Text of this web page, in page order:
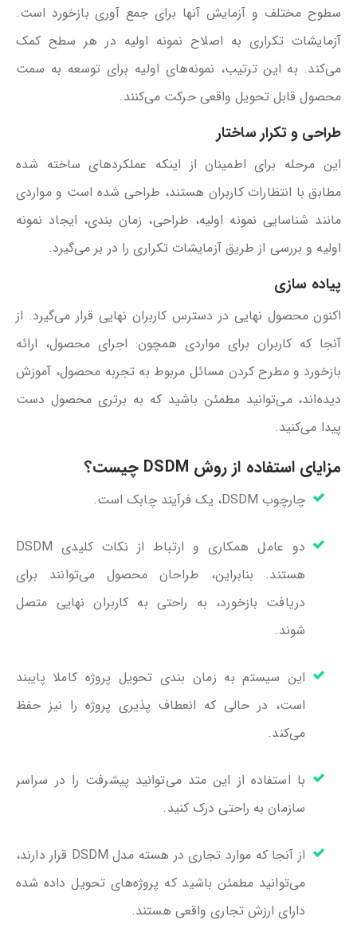
سطوح مختلف و آزمایش آنها برای جمع آوری بازخورد است.
آزمایشات تکراری به اصلاح نمونه اولیه در هر سطح کمک
می‌کند. به این ترتیب، نمونه‌های اولیه برای توسعه به سمت
محصول قابل تحویل واقعی حرکت می‌کنند.
طراحی و تکرار ساختار
این مرحله برای اطمینان از اینکه عملکردهای ساخته شده
مطابق با انتظارات کاربران هستند، طراحی شده است و مواردی
مانند شناسایی نمونه اولیه، طراحی، زمان بندی، ایجاد نمونه
اولیه و بررسی از طریق آزمایشات تکراری را در بر می‌گیرد.
پیاده سازی
اکنون محصول نهایی در دسترس کاربران نهایی قرار می‌گیرد. از
آنجا که کاربران برای مواردی همچون: اجرای محصول، ارائه
بازخورد و مطرح کردن مسائل مربوط به تجربه محصول، آموزش
دیده‌اند، می‌توانید مطمئن باشید که به برتری محصول دست
پیدا می‌کنید.
مزایای استفاده از روش DSDM چیست؟
چارچوب DSDM، یک فرآیند چابک است.
دو عامل همکاری و ارتباط از نکات کلیدی DSDM
هستند. بنابراین، طراحان محصول می‌توانند برای
دریافت بازخورد، به راحتی به کاربران نهایی متصل
شوند.
این سیستم به زمان بندی تحویل پروژه کاملا پایبند
است، در حالی که انعطاف پذیری پروژه را نیز حفظ
می‌کند.
با استفاده از این متد می‌توانید پیشرفت را در سراسر
سازمان به راحتی درک کنید.
از آنجا که موارد تجاری در هسته مدل DSDM قرار دارند،
می‌توانید مطمئن باشید که پروژه‌های تحویل داده شده
دارای ارزش تجاری واقعی هستند.